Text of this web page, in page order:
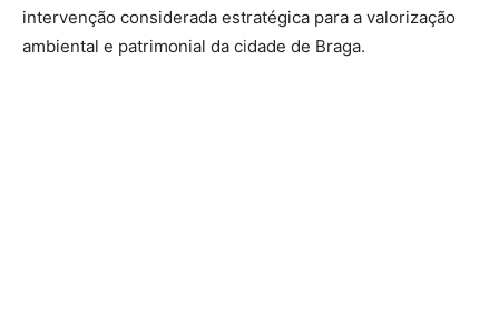
intervenção considerada estratégica para a valorização
ambiental e patrimonial da cidade de Braga.